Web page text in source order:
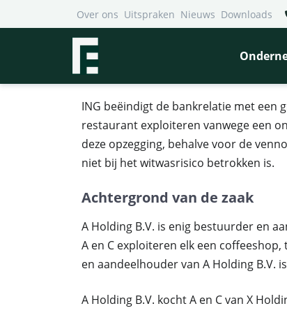
Over ons Uitspraken Nieuws Downloads
Financieel Recht Advocaten>Uitspraken>
Opzegging bankrelatie
met restaurant
ING beëindigt de bankrelatie met een
restaurant exploiteren vanwege een
deze opzegging, behalve voor de
niet bij het witwasrisico betrokken is.
Achtergrond van de zaak
A Holding B.V. is enig bestuurder en
A en C exploiteren elk een
en aandeelhouder van A Holding B.V.
A Holding B.V. kocht A en C van X